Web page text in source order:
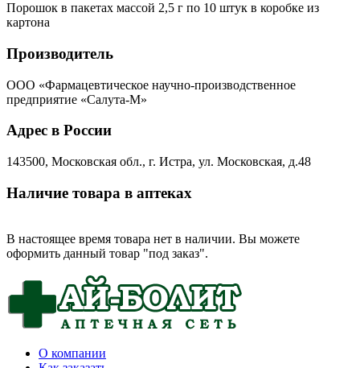
Порошок в пакетах массой 2,5 г по 10 штук в коробке из
картона
Производитель
ООО «Фармацевтическое научно-производственное
предприятие «Салута-М»
Адрес в России
143500, Московская обл., г. Истра, ул. Московская, д.48
Наличие товара в аптеках
В настоящее время товара нет в наличии. Вы можете
оформить данный товар "под заказ".
О компании